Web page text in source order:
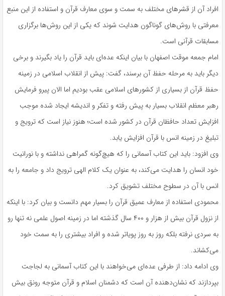
افراد آن از قشرهای مختلف به سمت و سوی معارف قرآن و استفاده از این منبع
معرفتی با روش‌های گوناگون هدایت شوند که یکی از این روش‌ها برگزاری
مسابقات قرآنی است.
امام جمعه موقت اصفهان با بیان اینکه عده‌ای باید قرآن را یاد بگیرند و برخی
دیگر باید به مرحله حفظ آن برسند، گفت: پیش از انقلاب اسلامی در زمینه
حفظ قرآن از بسیاری از کشورهای اسلامی عقب بودیم اما الان پیرو فرمایش
رهبر معظم انقلاب بسیار به پیش رفته و تفکر و اندیشه ایجاد شده موجب
افزایش تعداد حافظان قرآن در کشور شده است؛ هنوز نیاز است که ترویج و
تبلیغ در زمینه انس با قرآن افزایش یابد.
وی افزود: باید این کتاب آسمانی را که هیچ‌گونه گمراهی نداشته و با نورانیت
خود انسان را هدایت می‌کند، به عنوان یک کلام الهی ترویج داد و جامعه را به
انس با آن در سطوح مختلف تشویق کرد.
محمودی استفاده از معارف عمیق قرآن را بسیار مهم دانست و بیان کرد: با اینکه
از نزول قرآن بیش از هزار و ۴۰۰ سال گذشته اما در زمینه اصول علمی نه تنها رو
به سردی نرفته بلکه روز به روز پویاتر شده و افراد بیشتری را به سمت خود
می‌کشاند.
وی ادامه داد: از طرفی عده‌ای می‌خواهند با این کتاب آسمانی به لجاجت
بپردازند که نشان‌دهنده آن است که دشمنان اسلام و قرآن متوجه رونق بیش